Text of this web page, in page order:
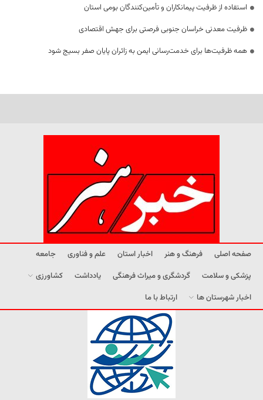
استفاده از ظرفیت پیمانکاران و تأمین‌کنندگان بومی استان
ظرفیت معدنی خراسان جنوبی فرصتی برای جهش اقتصادی
همه ظرفیت‌ها برای خدمت‌رسانی ایمن به زائران پایان صفر بسیج شود
صفحه اصلی فرهنگ و هنر اخبار استان علم و فناوری
جامعه
پزشکی و سلامت
گردشگری و میراث فرهنگی یادداشت
کشاورزی
اخبار شهرستان ها
ارتباط با ما